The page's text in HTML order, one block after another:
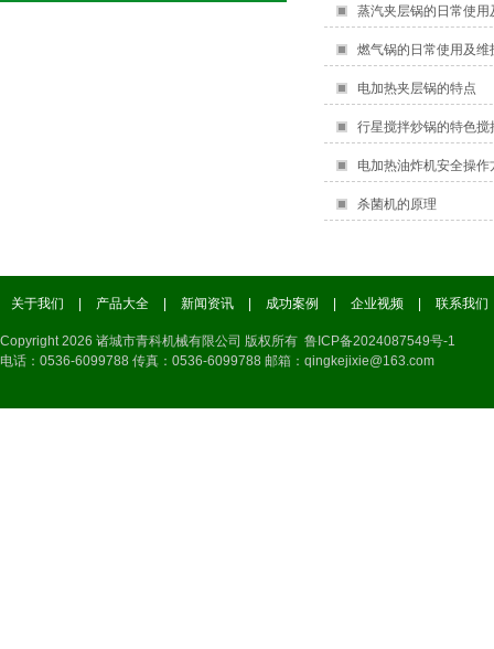
蒸汽夹层锅的日常使用
燃气锅的日常使用及维
电加热夹层锅的特点
行星搅拌炒锅的特色搅
电加热油炸机安全操作
杀菌机的原理
关于我们 产品大全 新闻资讯 成功案例 企业视频 联系我们
Copyright 2026 诸城市青科机械有限公司 版权所有 鲁ICP备2024087549号-1
电话：0536-6099788 传真：0536-6099788 邮箱：qingkejixie@163.com